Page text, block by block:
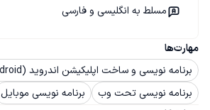
مهارت‌ها
برنامه نویسی و ساخت اپلیکیشن اندروید (Android)
برنامه نویسی تحت وب
برنامه نویسی موبایل
مسلط به انگلیسی و فارسی